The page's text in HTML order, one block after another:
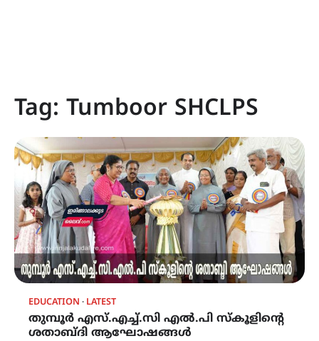
Tag: Tumboor SHCLPS
EDUCATION LATEST
തുമ്പൂർ എസ്.എച്ച്.സി എൽ.പി സ്കൂളിൻ്റെ
ശതാബ്ദി ആഘോഷങ്ങൾ